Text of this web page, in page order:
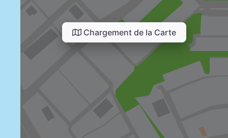
Chargement de la Carte